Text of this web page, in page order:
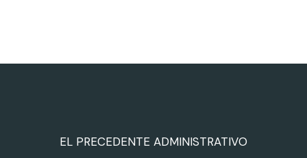
EL PRECEDENTE ADMINISTRATIVO